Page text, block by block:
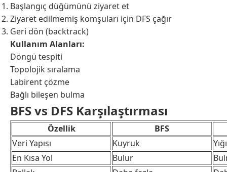
Başlangıç düğümünü ziyaret et
Ziyaret edilmemiş komşuları için DFS çağır
Geri dön (backtrack)
Kullanım Alanları:
Döngü tespiti
Topolojik sıralama
Labirent çözme
Bağlı bileşen bulma
BFS vs DFS Karşılaştırması
Özellik
BFS
Veri Yapısı
Kuyruk
En Kısa Yol
Bulur